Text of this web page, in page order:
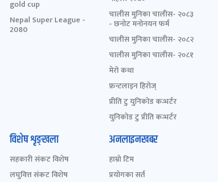
gold cup
Nepal Super League -
2080
चालीस मुनिका चालीस- २०८३
- छनोट मनोनयन फर्म
चालीस मुनिका चालीस- २०८२
चालीस मुनिका चालीस- २०८१
मेरो कथा
फ्रन्टलाइन हिरोज्
प्रीति टु युनिकोड कन्भर्टर
युनिकोड टु प्रीति कन्भर्टर
विशेष शृङ्खला
सहकारी संकट विशेष
लघुवित्त संकट विशेष
अनलाइनखबर
हाम्रो टिम
प्रयोगका सर्त